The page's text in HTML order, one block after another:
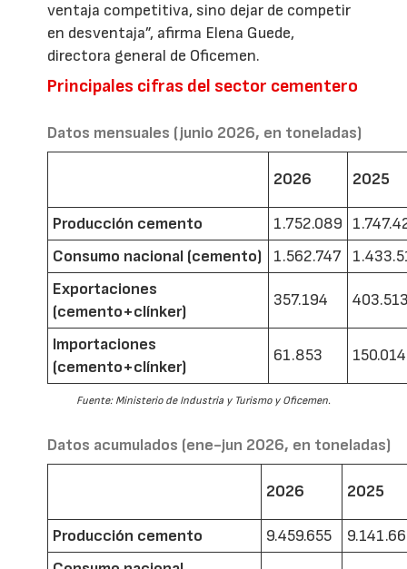
ventaja competitiva, sino dejar de competir
en desventaja”, afirma Elena Guede,
directora general de Oficemen.
Principales cifras del sector cementero
Datos mensuales (junio 2026, en toneladas)
2026 2025
Producción cemento 1.752.089
Consumo nacional (cemento)
1.562.747
Exportaciones
(cemento+clínker)
357.194
Importaciones
(cemento+clínker)
61.853 150.014
Fuente: Ministerio de Industria y Turismo y Oficemen.
Datos acumulados (ene-jun 2026, en toneladas)
2026 2025
Producción cemento 9.459.655